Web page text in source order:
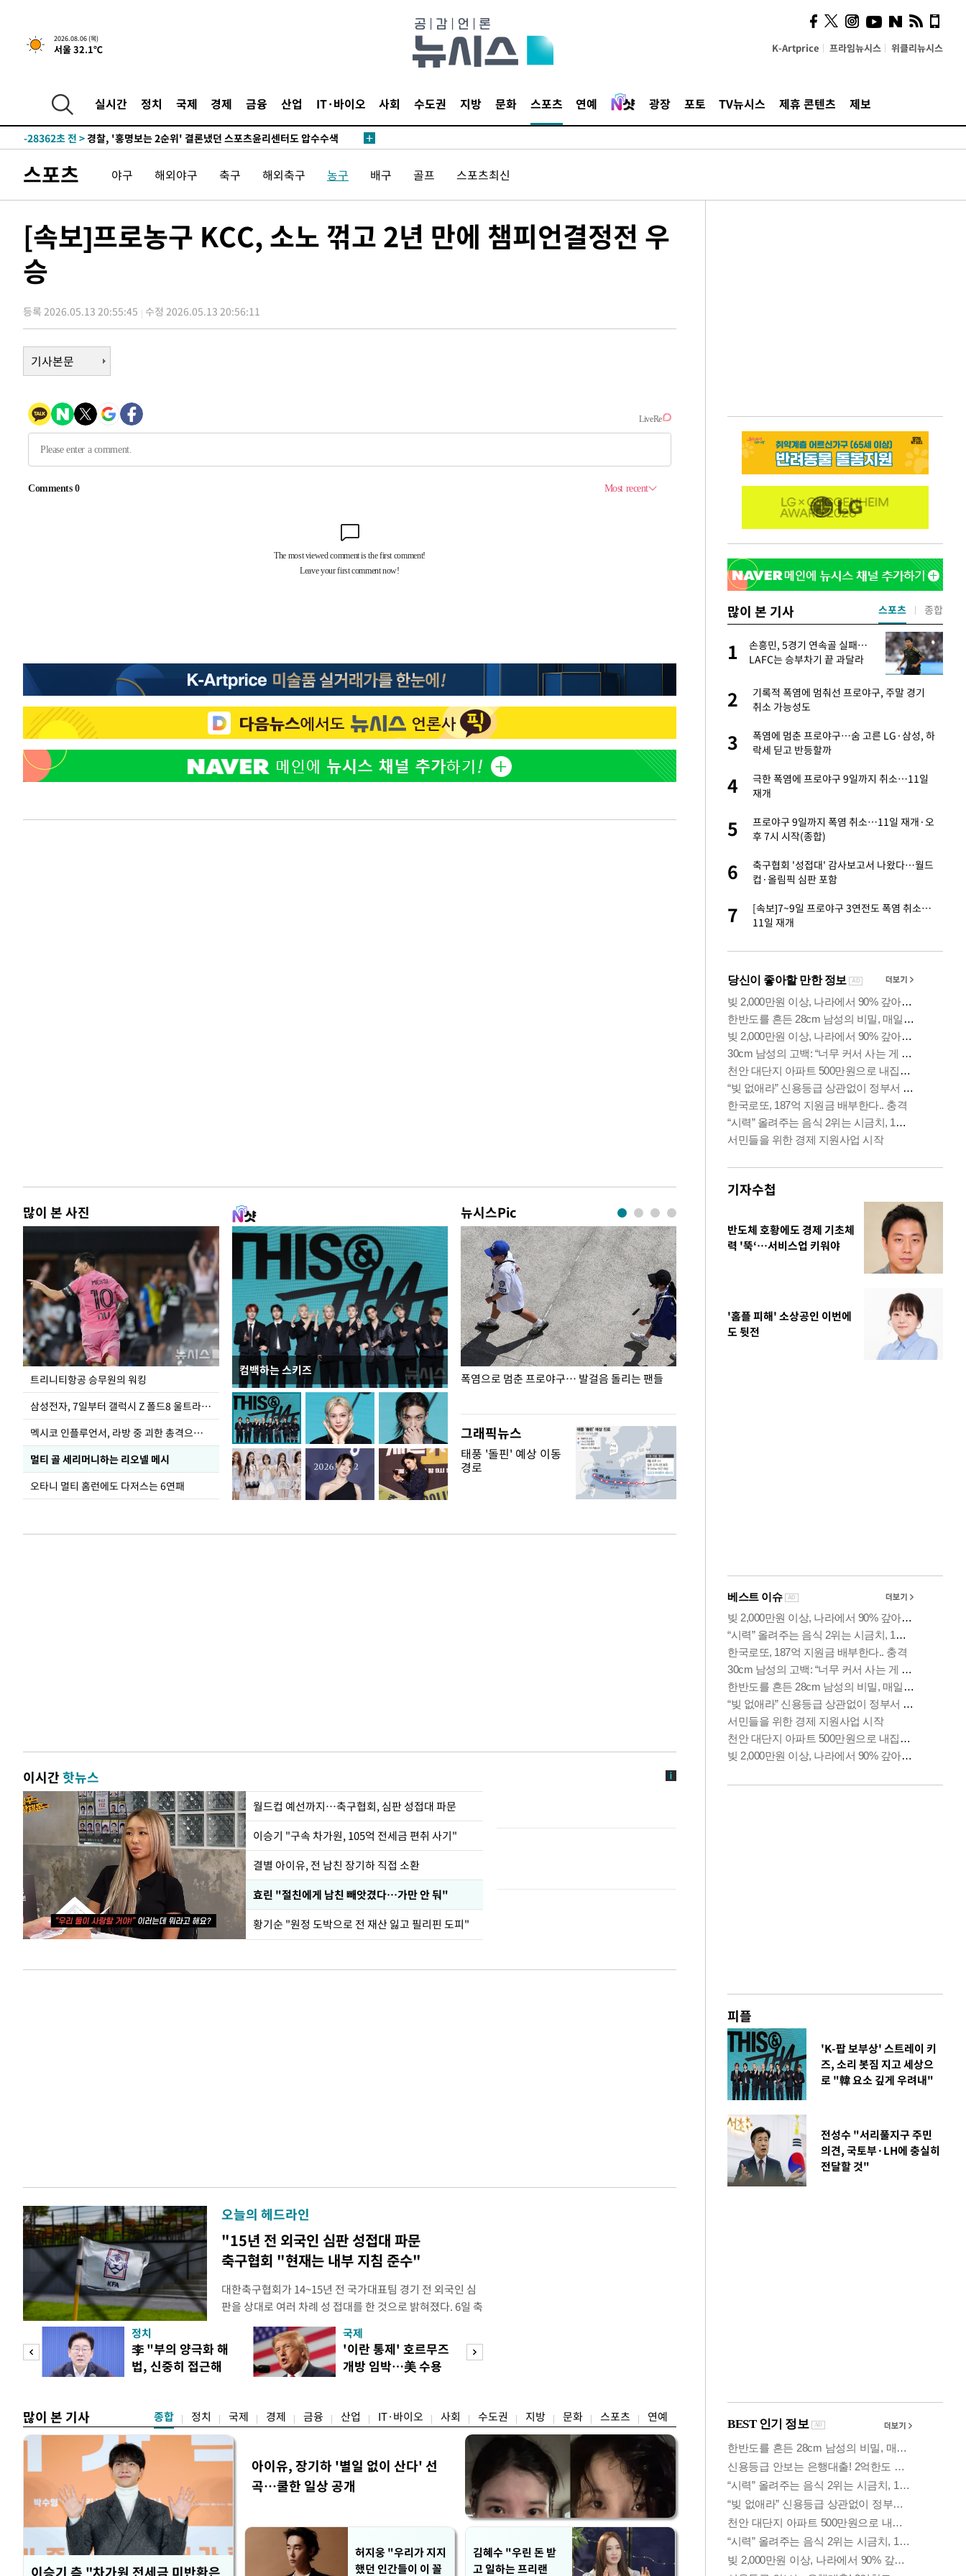
2026.08.06 (목)
서울 32.1℃ K-Artprice 프라임뉴시스 위클리뉴시스
실시간 정치 국제 경제 금융 산업 IT·바이오 사회 수도권 지방 문화 스포츠 연예 광장 포토 TV뉴시스 제휴 콘텐츠 제보
1시간 전 >내일까지 39도 '펄펄'…기상청 "태풍 지나며 폭염 잠시 꺾인다"
-29677초 전 >
축구협회, 15년 전 심판 성 접대 파문에 "현재는 내부 지침 준수"
-28362초 전 >경찰, '홍명보는 2순위' 결론냈던 스포츠윤리센터도 압수수색
-13958초 전 >[속보]합참 "北 발사체는 단거리탄도미사일…감시·경계태세 강
화"
-13706초 전 >
日방위성, 北이 동해로 쏜 발사체는 탄도미사일 가능성
-10938초 전 >'낮 최고 39도' 불볕더위…한밤 열대야도 계속[내일날씨]
-10897초 전 >[속보]7~9일 프로야구 3연전도 폭염 취소…11일 재개
-10559초 전 >
-10226초 전 >서울 낮 37.9도, 올여름 최고치 경신…영등포 순간 '40도'
-9788초 전 >[속보]종합특검, 대검 추가 압수수색…내란 중요임무종사 혐의
-5883초 전 >[속보]코스닥, 800p 회복…0.26% 오른 801.67 마감
-5813초 전 >[속보]코스피, 301.88포인트(4.58%) 내린 6296.38 마감
-3277초 전 > "여기 떨어졌다"…다누리, 스페이스X 로켓 달 충돌 흔적 포착
-322초 전 >손흥민, 5경기 연속골 실패…LAFC는 승부차기 끝 과달라하라 격파
1시간 전 >내일까지 39도 '펄펄'…기상청 "태풍 지나며 폭염 잠시 꺾인다"
합)
-30884초 전 >
[속보]합참 "北 발사체는 단거리탄도미사일…감시·경계태세 강
日방위성, 北이 동해로 쏜 발사체는 탄도미사일 가능성
-10559초 전 >
"韓 외환시장 개입 관측 배경엔 美의 대한국 무역적자 있어"
-10386초 전 >'월드컵 탈락 후폭풍' 축구협회…초유의 압수수색에 '충격·당황'
-10226초 전 >
서울 낮 37.9도, 올여름 최고치 경신…영등포 순간 '40도'
-9788초 전 >[속보]종합특검, 대검 추가 압수수색…내란 중요임무종사 혐의
-5883초 전 >[속보]코스닥, 800p 회복…0.26% 오른 801.67 마감
-5813초 전 >
[속보]코스피, 301.88포인트(4.58%) 내린 6296.38 마감
스포츠 야구 해외야구 축구 해외축구 농구 배구 골프 스포츠최신
[속보]프로농구 KCC, 소노 꺾고 2년 만에 챔피언결정전 우
승
등록 2026.05.13 20:55:45 수정 2026.05.13 20:56:11
기사본문
많이 본 사진
트리니티항공 승무원의 워킹
삼성전자, 7일부터 갤럭시 Z 폴드8 울트라·폴드8·플립8 출시
멕시코 인플루언서, 라방 중 괴한 총격으로 사망
멀티 골 세리머니하는 리오넬 메시
오타니 멀티 홈런에도 다저스는 6연패
컴백하는 스키즈
뉴시스Pic
입추 하루 앞둔 전남광주… 열화상 카메라에 담긴
폭염
폭염으로 멈춘 프로야구… 발걸음 돌리는 팬들
그래픽뉴스
태풍 '돌핀' 예상 이동
경로
이시간핫뉴스
월드컵 예선까지…축구협회, 심판 성접대 파문
이승기 "구속 차가원, 105억 전세금 편취 사기"
결별 아이유, 전 남친 장기하 직접 소환
효린 "절친에게 남친 빼앗겼다…가만 안 둬"
황기순 "원정 도박으로 전 재산 잃고 필리핀 도피"
오늘의 헤드라인
"15년 전 외국인 심판 성접대 파문
축구협회 "현재는 내부 지침 준수"
대한축구협회가 14~15년 전 국가대표팀 경기 전 외국인 심
판을 상대로 여러 차례 성 접대를 한 것으로 밝혀졌다. 6일 축
구계에 따르면 국회의 한 의원실은 축구협회가 2011~2012
년 국제심판 10여 명에게 성 접대한 사실을 확인했다. 당시
축구협회는 외국인 심판과 감독관 등 10여 명에게 한 번에
수십만원에서 많게는 100만원이 넘는 돈을 성
정치
李 "부의 양극화 해
법, 신중히 접근해
국제
'이란 통제' 호르무즈
개방 임박…美 수용
많이 본 기사 종합 정치 국제 경제 금융 산업 IT·바이오 사회 수도권 지방 문화 스포츠 연예
이승기 측 "차가원 전세금 미반환은
아이유, 장기하 '별일 없이 산다' 선
곡…쿨한 일상 공개
허지웅 "우리가 지지
했던 인간들이 이 꼴
김혜수 "우린 돈 받
고 일하는 프리랜
많이 본 기사
벌 원해"
2
아이유, 장기하 '별일 없이 산다' 선곡…쿨한
일상 공개
3
허지웅 "우리가 지지했던 인간들이 이 꼴 만
들었다"…형소법 개정에 격한 반응
4
김혜수 "우린 돈 받고 일하는 프리랜서…받
5
'아들아 요양원은 싫다'…노인 70%는 아파
1
손흥민, 5경기 연속골 실패…
LAFC는 승부차기 끝 과달라
2
기록적 폭염에 멈춰선 프로야구, 주말 경기
취소 가능성도
3
폭염에 멈춘 프로야구…숨 고른 LG·삼성, 하
락세 딛고 반등할까
4
극한 폭염에 프로야구 9일까지 취소…11일
재개
5
프로야구 9일까지 폭염 취소…11일 재개·오
후 7시 시작(종합)
6
축구협회 '성접대' 감사보고서 나왔다…월드
컵·올림픽 심판 포함
7
[속보]7~9일 프로야구 3연전도 폭염 취소…
11일 재개
스포츠 종합
기자수첩
반도체 호황에도 경제 기초체
력 '뚝‘…서비스업 키워야
'홈플 피해' 소상공인 이번에
도 뒷전
피플
'K-팝 보부상' 스트레이 키
즈, 소리 봇짐 지고 세상으
로 "韓 요소 깊게 우려내"
전성수 "서리풀지구 주민
의견, 국토부·LH에 충실히
전달할 것"